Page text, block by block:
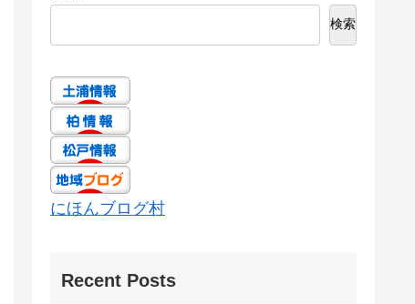
検索
にほんブログ村
Recent Posts